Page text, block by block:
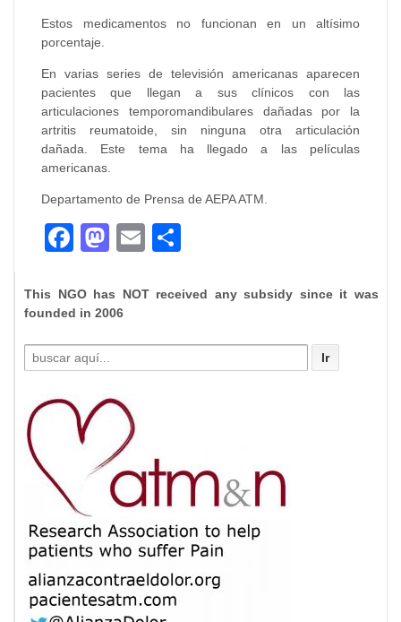
Estos medicamentos no funcionan en un altísimo
porcentaje.
En varias series de televisión americanas aparecen
pacientes que llegan a sus clínicos con las
articulaciones temporomandibulares dañadas por la
artritis reumatoide, sin ninguna otra articulación
dañada. Este tema ha llegado a las películas
americanas.
Departamento de Prensa de AEPA ATM.
Facebook
Mastodon
Email
This NGO has NOT received any subsidy since it was
founded in 2006
Buscar
por: